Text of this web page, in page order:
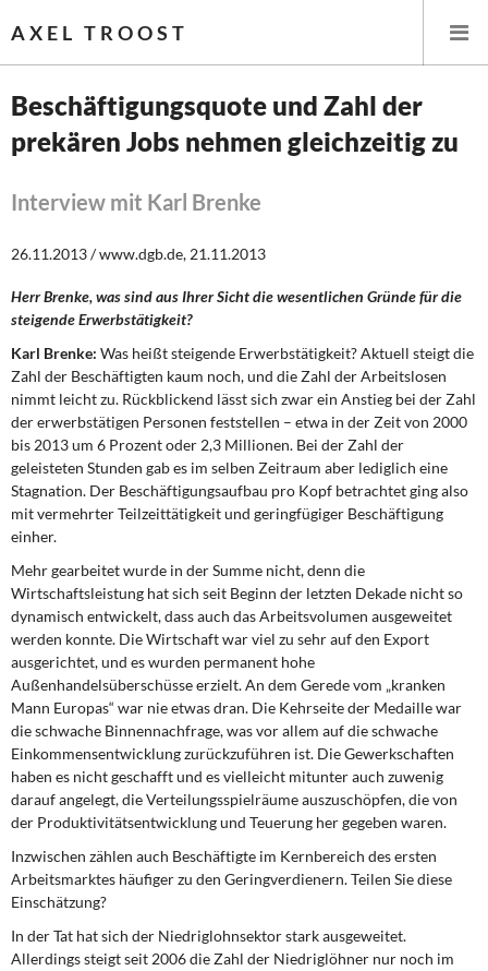
AXEL TROOST
Startseite
Themen
Leitlinien linker Wirtschafts- und Finanzpolitik
Wirtschaftspolitik
Steuer- und Finanzpolitik
Öffentliche Infrastruktur und Daseinsvorsorge
Eurokrise und Griechenland
DIE LINKE
Memo-Gruppe
Institut Solidarische Moderne
Rosa-Luxemburg-Stiftung
Über mich
Kontakt
Beschäftigungsquote und Zahl der
prekären Jobs nehmen gleichzeitig zu
Interview mit Karl Brenke
26.11.2013 / www.dgb.de, 21.11.2013
Herr Brenke, was sind aus Ihrer Sicht die wesentlichen Gründe für die
steigende Erwerbstätigkeit?
Karl Brenke: Was heißt steigende Erwerbstätigkeit? Aktuell steigt die
Zahl der Beschäftigten kaum noch, und die Zahl der Arbeitslosen
nimmt leicht zu. Rückblickend lässt sich zwar ein Anstieg bei der Zahl
der erwerbstätigen Personen feststellen – etwa in der Zeit von 2000
bis 2013 um 6 Prozent oder 2,3 Millionen. Bei der Zahl der
geleisteten Stunden gab es im selben Zeitraum aber lediglich eine
Stagnation. Der Beschäftigungsaufbau pro Kopf betrachtet ging also
mit vermehrter Teilzeittätigkeit und geringfügiger Beschäftigung
einher.
Mehr gearbeitet wurde in der Summe nicht, denn die
Wirtschaftsleistung hat sich seit Beginn der letzten Dekade nicht so
dynamisch entwickelt, dass auch das Arbeitsvolumen ausgeweitet
werden konnte. Die Wirtschaft war viel zu sehr auf den Export
ausgerichtet, und es wurden permanent hohe
Außenhandelsüberschüsse erzielt. An dem Gerede vom „kranken
Mann Europas“ war nie etwas dran. Die Kehrseite der Medaille war
die schwache Binnennachfrage, was vor allem auf die schwache
Einkommensentwicklung zurückzuführen ist. Die Gewerkschaften
haben es nicht geschafft und es vielleicht mitunter auch zuwenig
darauf angelegt, die Verteilungsspielräume auszuschöpfen, die von
der Produktivitätsentwicklung und Teuerung her gegeben waren.
Inzwischen zählen auch Beschäftigte im Kernbereich des ersten
Arbeitsmarktes häufiger zu den Geringverdienern. Teilen Sie diese
Einschätzung?
In der Tat hat sich der Niedriglohnsektor stark ausgeweitet.
Allerdings steigt seit 2006 die Zahl der Niedriglöhner nur noch im